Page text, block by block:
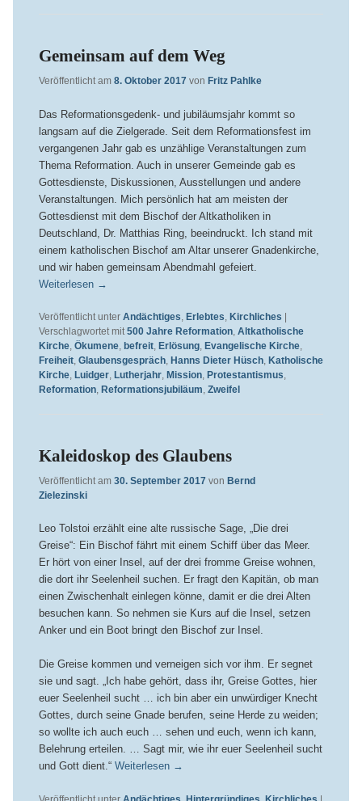
Gemeinsam auf dem Weg
Veröffentlicht am 8. Oktober 2017 von Fritz Pahlke
Das Reformationsgedenk- und jubiläumsjahr kommt so
langsam auf die Zielgerade. Seit dem Reformationsfest im
vergangenen Jahr gab es unzählige Veranstaltungen zum
Thema Reformation. Auch in unserer Gemeinde gab es
Gottesdienste, Diskussionen, Ausstellungen und andere
Veranstaltungen. Mich persönlich hat am meisten der
Gottesdienst mit dem Bischof der Altkatholiken in
Deutschland, Dr. Matthias Ring, beeindruckt. Ich stand mit
einem katholischen Bischof am Altar unserer Gnadenkirche,
und wir haben gemeinsam Abendmahl gefeiert.
Weiterlesen →
Veröffentlicht unter Andächtiges Erlebtes Kirchliches |
Verschlagwortet mit 500 Jahre Reformation, Altkatholische
Kirche, Ökumene, befreit, Erlösung, Evangelische Kirche,
Freiheit, Glaubensgespräch, Hanns Dieter Hüsch, Katholische
Kirche, Luidger, Lutherjahr, Mission, Protestantismus
Reformation, Reformationsjubiläum Zweifel
Kaleidoskop des Glaubens
Veröffentlicht am 30. September 2017 von Bernd
Zielezinski
Leo Tolstoi erzählt eine alte russische Sage, „Die drei
Greise“: Ein Bischof fährt mit einem Schiff über das Meer.
Er hört von einer Insel, auf der drei fromme Greise wohnen,
die dort ihr Seelenheil suchen. Er fragt den Kapitän, ob man
einen Zwischenhalt einlegen könne, damit er die drei Alten
besuchen kann. So nehmen sie Kurs auf die Insel, setzen
Anker und ein Boot bringt den Bischof zur Insel.
Die Greise kommen und verneigen sich vor ihm. Er segnet
sie und sagt. „Ich habe gehört, dass ihr, Greise Gottes, hier
euer Seelenheil sucht … ich bin aber ein unwürdiger Knecht
Gottes, durch seine Gnade berufen, seine Herde zu weiden;
so wollte ich auch euch … sehen und euch, wenn ich kann,
Belehrung erteilen. … Sagt mir, wie ihr euer Seelenheil sucht
und Gott dient.“ Weiterlesen →